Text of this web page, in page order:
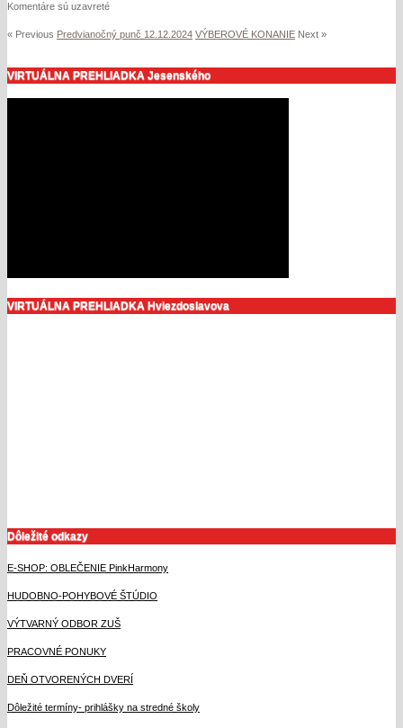
Komentáre sú uzavreté
« Previous Predvianočný punč 12.12.2024 VÝBEROVÉ KONANIE Next »
VIRTUÁLNA PREHLIADKA Jesenského
VIRTUÁLNA PREHLIADKA Hviezdoslavova
Dôležité odkazy
E-SHOP: OBLEČENIE PinkHarmony
HUDOBNO-POHYBOVÉ ŠTÚDIO
VÝTVARNÝ ODBOR ZUŠ
PRACOVNÉ PONUKY
DEŇ OTVORENÝCH DVERÍ
Dôležité termíny- prihlášky na stredné školy